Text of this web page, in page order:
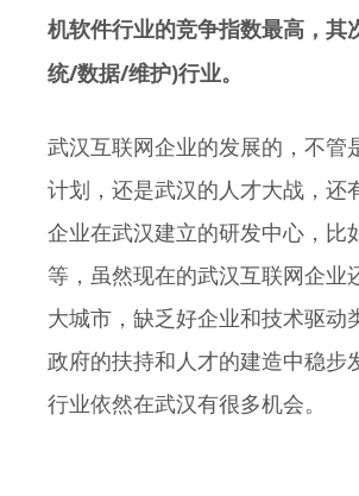
机软件行业的竞争指数最高，其
统/数据/维护)行业。
武汉互联网企业的发展的，不管
计划，还是武汉的人才大战，还
企业在武汉建立的研发中心，比
等，虽然现在的武汉互联网企业
大城市，缺乏好企业和技术驱动
政府的扶持和人才的建造中稳步
行业依然在武汉有很多机会。